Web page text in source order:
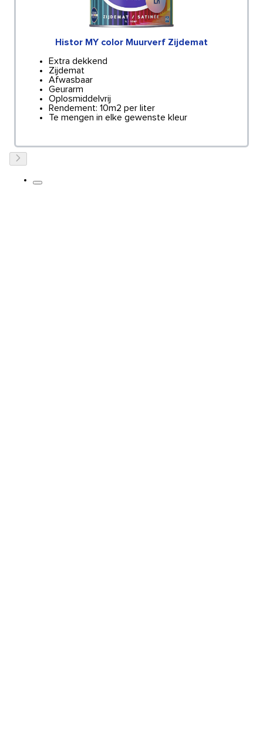
Histor MY color Muurverf Zijdemat
Extra dekkend
Zijdemat
Afwasbaar
Geurarm
Oplosmiddelvrij
Rendement: 10m2 per liter
Te mengen in elke gewenste kleur